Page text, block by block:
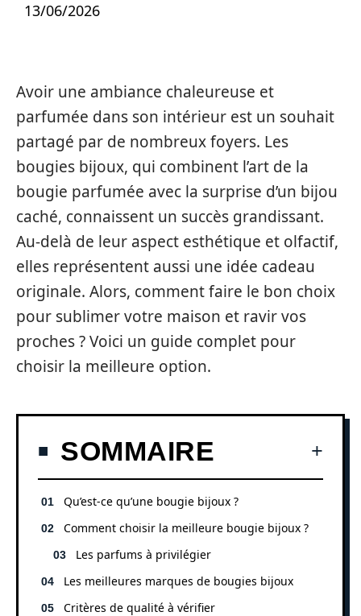
13/06/2026
Avoir une ambiance chaleureuse et
parfumée dans son intérieur est un souhait
partagé par de nombreux foyers. Les
bougies bijoux, qui combinent l’art de la
bougie parfumée avec la surprise d’un bijou
caché, connaissent un succès grandissant.
Au-delà de leur aspect esthétique et olfactif,
elles représentent aussi une idée cadeau
originale. Alors, comment faire le bon choix
pour sublimer votre maison et ravir vos
proches ? Voici un guide complet pour
choisir la meilleure option.
SOMMAIRE
Qu’est-ce qu’une bougie bijoux ?
Comment choisir la meilleure bougie bijoux ?
Les parfums à privilégier
Les meilleures marques de bougies bijoux
Critères de qualité à vérifier